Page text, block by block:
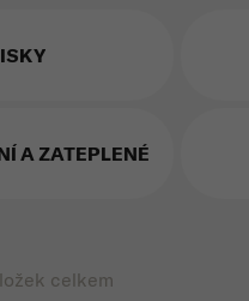
A ZATEPLENÉ
celkem